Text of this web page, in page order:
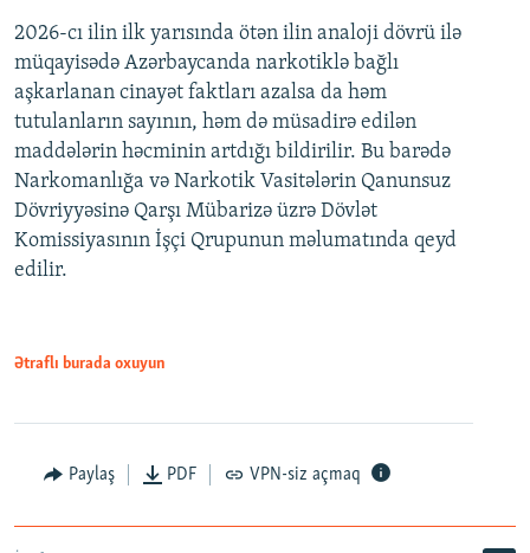
2026-cı ilin ilk yarısında ötən ilin analoji dövrü ilə
müqayisədə Azərbaycanda narkotiklə bağlı
aşkarlanan cinayət faktları azalsa da həm
tutulanların sayının, həm də müsadirə edilən
maddələrin həcminin artdığı bildirilir. Bu barədə
Narkomanlığa və Narkotik Vasitələrin Qanunsuz
Dövriyyəsinə Qarşı Mübarizə üzrə Dövlət
Komissiyasının İşçi Qrupunun məlumatında qeyd
edilir.
Ətraflı burada oxuyun
Paylaş PDF VPN-siz açmaq